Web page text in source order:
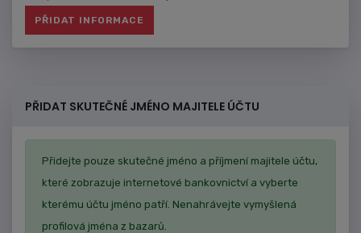
PŘIDAT SKUTEČNÉ JMÉNO MAJITELE ÚČTU
Přidejte pouze skutečné jméno a příjmení majitele účtu,
které zobrazuje internetové bankovnictví a vyberte
kterému účtu jméno patří. Nenahrávejte vymyšlená
profilová jména z bazarů.